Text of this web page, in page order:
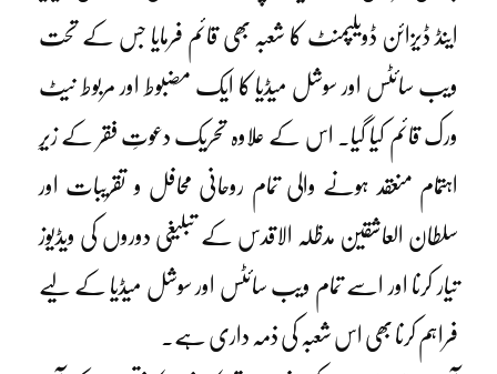
اینڈ ڈیزائن ڈویلپمنٹ کا شعبہ بھی قائم فرمایا جس کے تحت
ویب سائٹس اور سوشل میڈیا کا ایک مضبوط اور مربوط نیٹ
ورک قائم کیا گیا۔ اس کے علاوہ تحریک دعوتِ فقر کے زیرِ
اہتمام منعقد ہونے والی تمام روحانی محافل و تقریبات اور
سلطان العاشقین مدظلہ الاقدس کے تبلیغی دوروں کی ویڈیوز
تیار کرنا اور اسے تمام ویب سائٹس اور سوشل میڈیا کے لیے
فراہم کرنا بھی اس شعبہ کی ذمہ داری ہے۔